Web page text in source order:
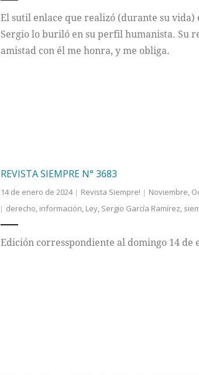
El sutil enlace que realizó (durante su vida)
Sergio lo buriló en su perfil humanista. Su
amistad con él me honra, y me obliga.
REVISTA SIEMPRE N° 3683
14 de enero de 2024 Revista Siempre! Noviembre,
derecho, información, Ley, Sergio García Ramírez,
Edición corresspondiente al domingo 14 de